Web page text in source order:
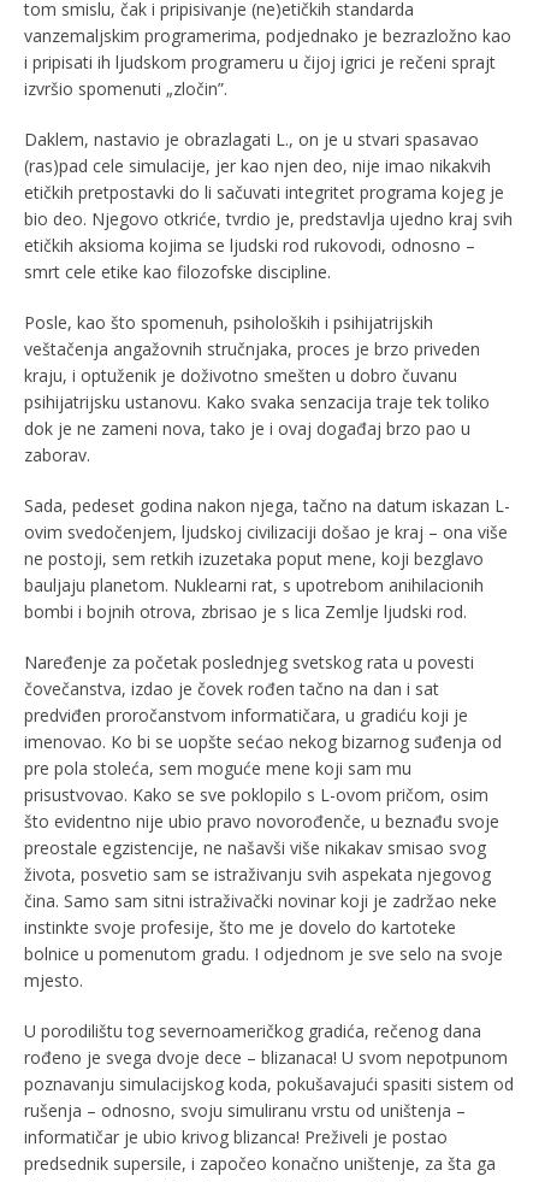
tom smislu, čak i pripisivanje (ne)etičkih standarda
vanzemaljskim programerima, podjednako je bezrazložno kao
i pripisati ih ljudskom programeru u čijoj igrici je rečeni sprajt
izvršio spomenuti „zločin”.
Daklem, nastavio je obrazlagati L., on je u stvari spasavao
(ras)pad cele simulacije, jer kao njen deo, nije imao nikakvih
etičkih pretpostavki do li sačuvati integritet programa kojeg je
bio deo. Njegovo otkriće, tvrdio je, predstavlja ujedno kraj svih
etičkih aksioma kojima se ljudski rod rukovodi, odnosno –
smrt cele etike kao filozofske discipline.
Posle, kao što spomenuh, psiholoških i psihijatrijskih
veštačenja angažovnih stručnjaka, proces je brzo priveden
kraju, i optuženik je doživotno smešten u dobro čuvanu
psihijatrijsku ustanovu. Kako svaka senzacija traje tek toliko
dok je ne zameni nova, tako je i ovaj događaj brzo pao u
zaborav.
Sada, pedeset godina nakon njega, tačno na datum iskazan L-
ovim svedočenjem, ljudskoj civilizaciji došao je kraj – ona više
ne postoji, sem retkih izuzetaka poput mene, koji bezglavo
bauljaju planetom. Nuklearni rat, s upotrebom anihilacionih
bombi i bojnih otrova, zbrisao je s lica Zemlje ljudski rod.
Naređenje za početak poslednjeg svetskog rata u povesti
čovečanstva, izdao je čovek rođen tačno na dan i sat
predviđen proročanstvom informatičara, u gradiću koji je
imenovao. Ko bi se uopšte sećao nekog bizarnog suđenja od
pre pola stoleća, sem moguće mene koji sam mu
prisustvovao. Kako se sve poklopilo s L-ovom pričom, osim
što evidentno nije ubio pravo novorođenče, u beznađu svoje
preostale egzistencije, ne našavši više nikakav smisao svog
života, posvetio sam se istraživanju svih aspekata njegovog
čina. Samo sam sitni istraživački novinar koji je zadržao neke
instinkte svoje profesije, što me je dovelo do kartoteke
bolnice u pomenutom gradu. I odjednom je sve selo na svoje
mjesto.
U porodilištu tog severnoameričkog gradića, rečenog dana
rođeno je svega dvoje dece – blizanaca! U svom nepotpunom
poznavanju simulacijskog koda, pokušavajući spasiti sistem od
rušenja – odnosno, svoju simuliranu vrstu od uništenja –
informatičar je ubio krivog blizanca! Preživeli je postao
predsednik supersile, i započeo konačno uništenje, za šta ga